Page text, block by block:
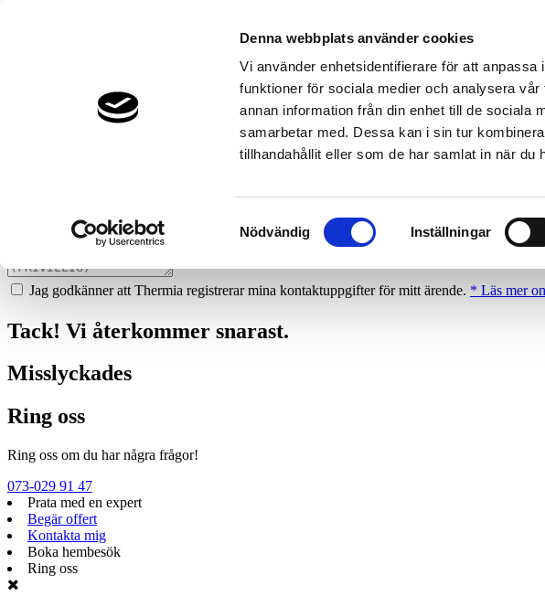
Denna webbplats använder cookies
Vi använder enhetsidentifierare för att
funktioner för sociala medier och analysera
annan information från din enhet till de sociala
samarbetar med. Dessa kan i sin tur
tillhandahållit eller som de har samlat in när du
Samtyckesval
Nödvändig Inställningar
Vi ger dig gärna goda råd - helt kostnadsfritt.
Vi hjälper dig att räkna ut mycket du kan spara med en värmepump!
Jag godkänner att Thermia registrerar mina kontaktuppgifter för mitt ärende. * Läs mer
Tack! Vi återkommer snarast.
Misslyckades
Ring oss
Ring oss om du har några frågor!
073-029 91 47
Prata med en expert
Begär offert
Kontakta mig
Boka hembesök
Ring oss